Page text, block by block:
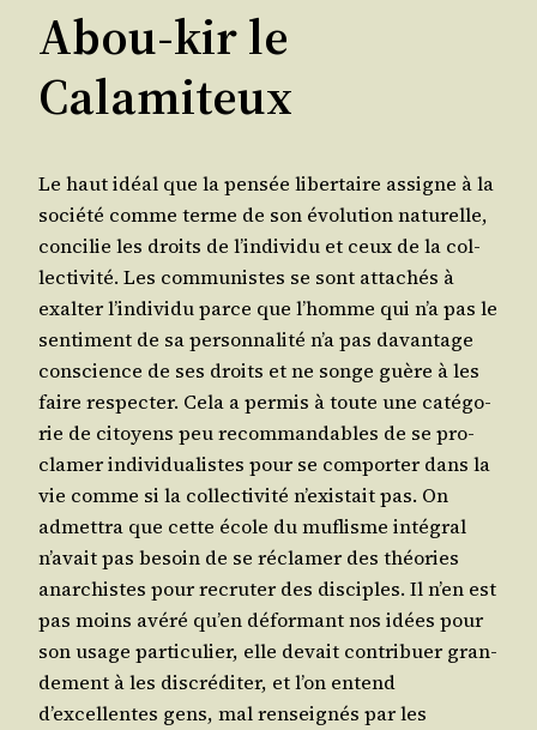
Abou-kir le
Calamiteux
Le haut idéal que la pen­sée liber­taire assigne à la
socié­té comme terme de son évo­lu­tion natu­relle,
conci­lie les droits de l’individu et ceux de la col­
lec­ti­vi­té. Les com­mu­nistes se sont atta­chés à
exal­ter l’individu parce que l’homme qui n’a pas le
sen­ti­ment de sa per­son­na­li­té n’a pas davan­tage
conscience de ses droits et ne songe guère à les
faire res­pec­ter. Cela a per­mis à toute une caté­go­
rie de citoyens peu recom­man­dables de se pro­
cla­mer indi­vi­dua­listes pour se com­por­ter dans la
vie comme si la col­lec­ti­vi­té n’existait pas. On
admet­tra que cette école du muflisme inté­gral
n’avait pas besoin de se récla­mer des théo­ries
anar­chistes pour recru­ter des dis­ciples. Il n’en est
pas moins avé­ré qu’en défor­mant nos idées pour
son usage par­ti­cu­lier, elle devait contri­buer gran­
de­ment à les dis­cré­di­ter, et l’on entend
d’excellentes gens, mal ren­sei­gnés par les